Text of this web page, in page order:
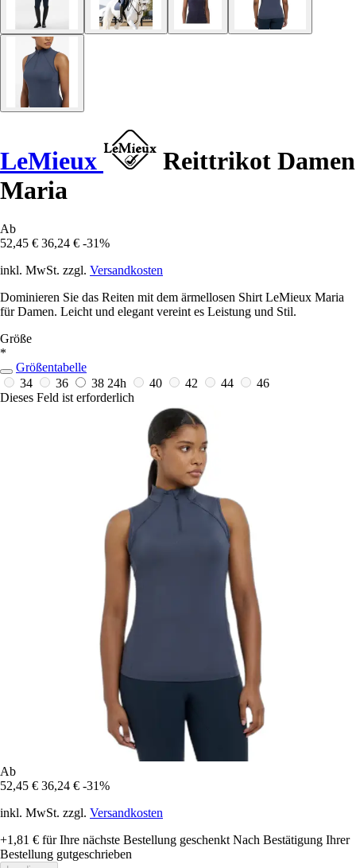
LeMieux
Reittrikot Damen
Maria
Ab
52,45 € 36,24 € -31%
inkl. MwSt. zzgl. Versandkosten
Dominieren Sie das Reiten mit dem ärmellosen Shirt LeMieux Maria
für Damen. Leicht und elegant vereint es Leistung und Stil.
Größe
*
Größentabelle
34
36 38 24h 40 42 44
46
Dieses Feld ist erforderlich
Ab
52,45 € 36,24 € -31%
inkl. MwSt. zzgl. Versandkosten
+1,81 € für Ihre nächste Bestellung geschenkt Nach Bestätigung Ihrer
Bestellung gutgeschrieben